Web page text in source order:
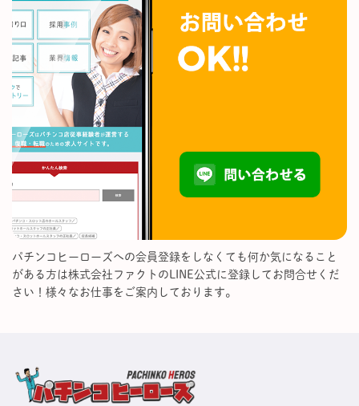
パチンコヒーローズへの会員登録をしなくても何か気になること
がある方は株式会社ファクトのLINE公式に登録してお問合せくだ
さい！様々なお仕事をご案内しております。